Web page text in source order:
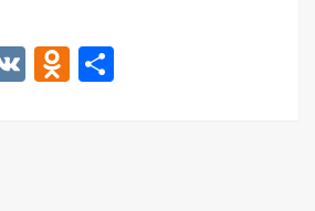
VKOdnoklassniki